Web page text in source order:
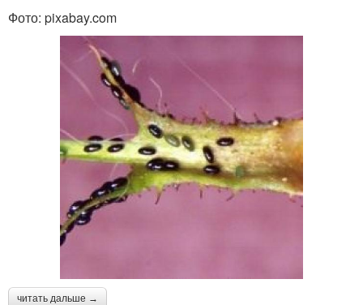
Фото: pixabay.com
читать дальше →